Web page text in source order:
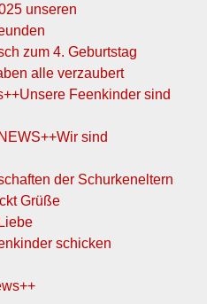
unseren
zum 4. Geburtstag
alle verzaubert
Feenkinder sind
sind
der Schurkeneltern
Grüße
schicken